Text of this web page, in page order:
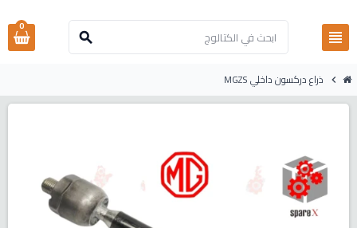
view_headline
search
0
chevron_right ذراع دركسون داخلي MGZS